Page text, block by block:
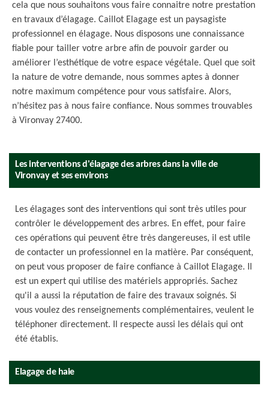
cela que nous souhaitons vous faire connaitre notre prestation
en travaux d’élagage. Caillot Elagage est un paysagiste
professionnel en élagage. Nous disposons une connaissance
fiable pour tailler votre arbre afin de pouvoir garder ou
améliorer l’esthétique de votre espace végétale. Quel que soit
la nature de votre demande, nous sommes aptes à donner
notre maximum compétence pour vous satisfaire. Alors,
n’hésitez pas à nous faire confiance. Nous sommes trouvables
à Vironvay 27400.
Les interventions d'élagage des arbres dans la ville de
Vironvay et ses environs
Les élagages sont des interventions qui sont très utiles pour
contrôler le développement des arbres. En effet, pour faire
ces opérations qui peuvent être très dangereuses, il est utile
de contacter un professionnel en la matière. Par conséquent,
on peut vous proposer de faire confiance à Caillot Elagage. Il
est un expert qui utilise des matériels appropriés. Sachez
qu'il a aussi la réputation de faire des travaux soignés. Si
vous voulez des renseignements complémentaires, veulent le
téléphoner directement. Il respecte aussi les délais qui ont
été établis.
Elagage de haie